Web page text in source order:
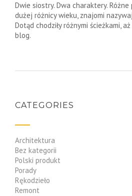
Dwie siostry. Dwa charaktery. Różne
dużej różnicy wieku, znajomi
Dotąd chodziły różnymi ścieżkami,
blog.
CATEGORIES
Architektura
Bez kategorii
Polski produkt
Porady
Rękodzieło
Remont